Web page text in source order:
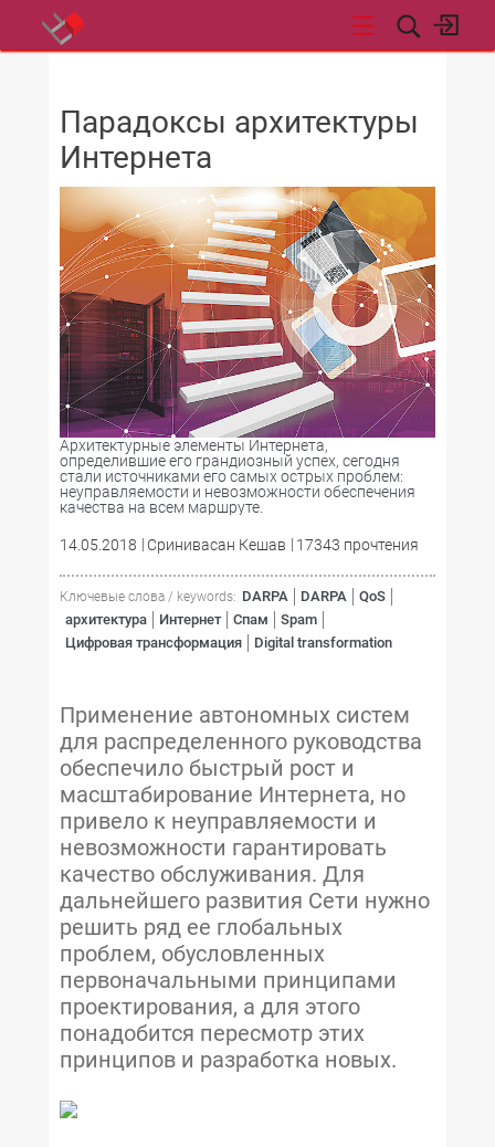
Парадоксы архитектуры
Интернета
Архитектурные элементы Интернета,
определившие его грандиозный успех, сегодня
стали источниками его самых острых проблем:
неуправляемости и невозможности обеспечения
качества на всем маршруте.
14.05.2018 Сринивасан Кешав 17343 прочтения
Ключевые слова / keywords: DARPA DARPA
QoS
архитектура
Интернет Спам
Spam
Цифровая трансформация
Digital transformation
Применение автономных систем
для распределенного руководства
обеспечило быстрый рост и
масштабирование Интернета, но
привело к неуправляемости и
невозможности гарантировать
качество обслуживания. Для
дальнейшего развития Сети нужно
решить ряд ее глобальных
проблем, обусловленных
первоначальными принципами
проектирования, а для этого
понадобится пересмотр этих
принципов и разработка новых.